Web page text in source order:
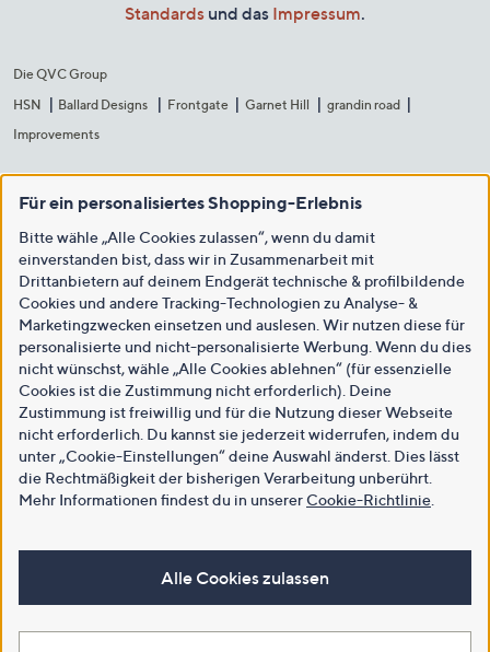
Standards und das Impressum.
Die QVC Group
HSN
Ballard Designs Frontgate Garnet Hill
grandin road
Improvements
Für ein personalisiertes Shopping-Erlebnis
Bitte wähle „Alle Cookies zulassen“, wenn du damit
einverstanden bist, dass wir in Zusammenarbeit mit
Drittanbietern auf deinem Endgerät technische & profilbildende
Cookies und andere Tracking-Technologien zu Analyse- &
Marketingzwecken einsetzen und auslesen. Wir nutzen diese für
personalisierte und nicht-personalisierte Werbung. Wenn du dies
nicht wünschst, wähle „Alle Cookies ablehnen“ (für essenzielle
Cookies ist die Zustimmung nicht erforderlich). Deine
Zustimmung ist freiwillig und für die Nutzung dieser Webseite
nicht erforderlich. Du kannst sie jederzeit widerrufen, indem du
unter „Cookie-Einstellungen“ deine Auswahl änderst. Dies lässt
die Rechtmäßigkeit der bisherigen Verarbeitung unberührt.
Mehr Informationen findest du in unsererCookie-Richtlinie
Alle Cookies zulassen